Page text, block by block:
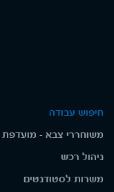
חיפוש עבודה
משוחררי צבא - מועדפת
ניהול רכש
משרות לסטודנטים